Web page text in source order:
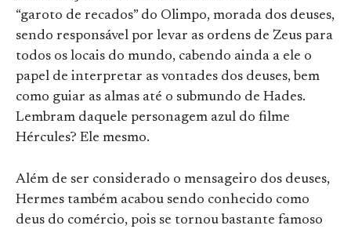
“garoto de recados” do Olimpo, morada dos deuses,
sendo responsável por levar as ordens de Zeus para
todos os locais do mundo, cabendo ainda a ele o
papel de interpretar as vontades dos deuses, bem
como guiar as almas até o submundo de Hades.
Lembram daquele personagem azul do filme
Hércules? Ele mesmo.
Além de ser considerado o mensageiro dos deuses,
Hermes também acabou sendo conhecido como
deus do comércio, pois se tornou bastante famoso